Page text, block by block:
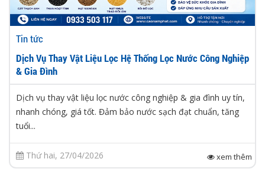
Tin tức
Dịch Vụ Thay Vật Liệu Lọc Hệ Thống Lọc Nước Công Nghiệp
& Gia Đình
Dịch vụ thay vật liệu lọc nước công nghiệp & gia đình uy tín,
nhanh chóng, giá tốt. Đảm bảo nước sạch đạt chuẩn, tăng
tuổi...
Thứ hai, 27/04/2026 xem thêm